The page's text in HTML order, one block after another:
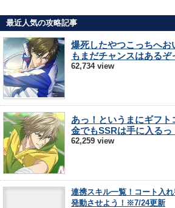
最近人気の攻略記事
爆死したやつこっちへお
もまだチャンスはあるぞ
62,734 view
あっ！というまにギフ
金でもSSRは手に入るっ
62,259 view
連携スキル一覧！コート入
発動させよう！※7/24更新